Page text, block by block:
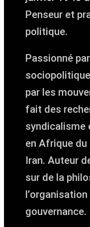
Penseur et
politique.
Passionné
par les
fait des
syndicalisme
en Afrique
Iran. Auteur
sur de la
gouvernance.